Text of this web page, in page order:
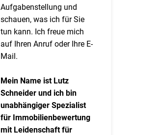
Aufgabenstellung und
schauen, was ich für Sie
tun kann. Ich freue mich
auf Ihren Anruf oder Ihre E-
Mail.
Mein Name ist Lutz
Schneider und ich bin
unabhängiger Spezialist
für Immobilienbewertung
mit Leidenschaft für